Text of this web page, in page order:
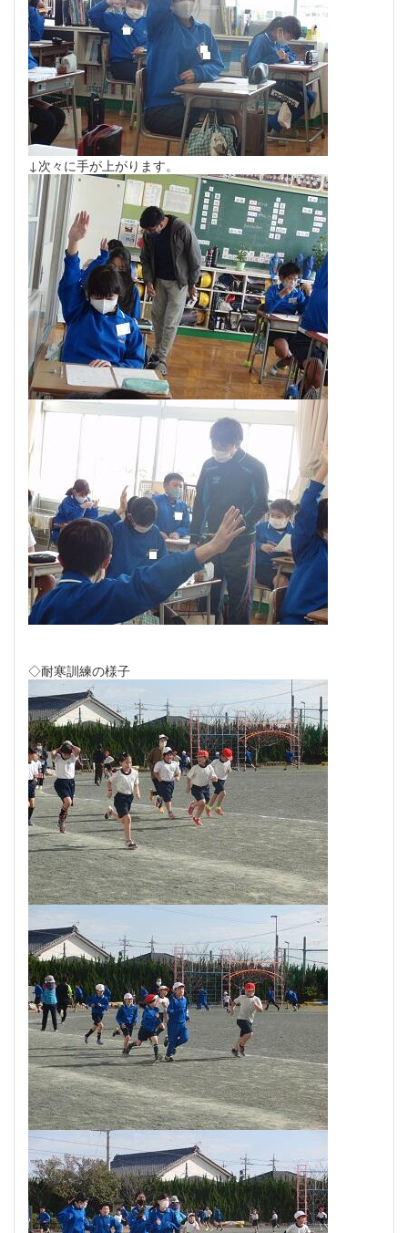
↓次々に手が上がります。
◇耐寒訓練の様子